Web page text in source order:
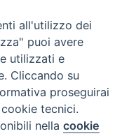
Terlizzi
Preferenze Cookie
all'utilizzo dei
puoi avere
utilizzati e
Cliccando su
proseguirai
tecnici.
nellacookie